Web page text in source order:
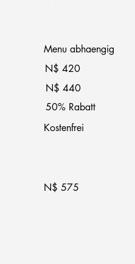
Menu abhaengig
N$ 420
N$ 440
50% Rabatt
Kostenfrei
N$ 575